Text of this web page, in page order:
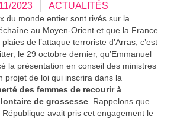
2023 ACTUALITÉS
du monde entier sont rivés sur la
au Moyen-Orient et que la France
de l’attaque terroriste d’Arras, c’est
le 29 octobre dernier, qu’Emmanuel
la présentation en conseil des ministres
projet de loi qui inscrira dans la
des femmes de recourir à
de grossesse. Rappelons que
avait pris cet engagement le